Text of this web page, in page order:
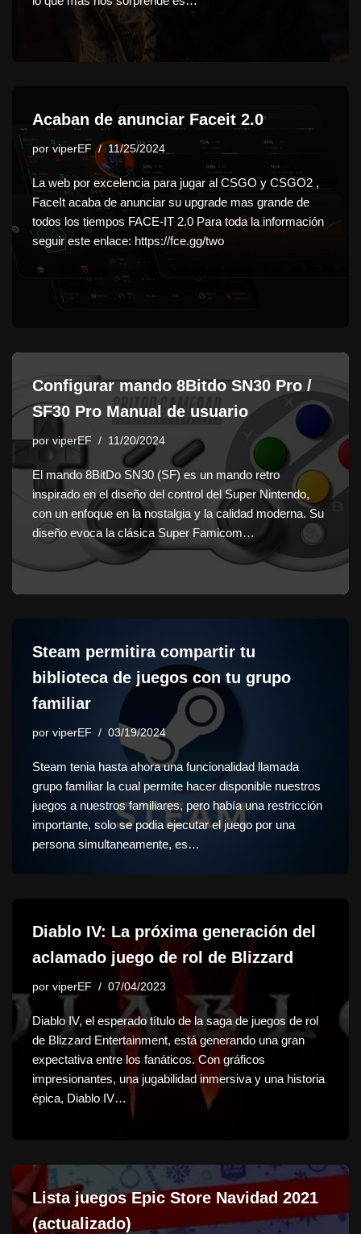
Acaban de anunciar Faceit 2.0
por viperEF 11/25/2024
La web por excelencia para jugar al CSGO y CSGO2 ,
FaceIt acaba de anunciar su upgrade mas grande de
todos los tiempos FACE-IT 2.0 Para toda la información
seguir este enlace: https://fce.gg/two
Configurar mando 8Bitdo SN30 Pro /
SF30 Pro Manual de usuario
por viperEF 11/20/2024
El mando 8BitDo SN30 (SF) es un mando retro
inspirado en el diseño del control del Super Nintendo,
con un enfoque en la nostalgia y la calidad moderna. Su
diseño evoca la clásica Super Famicom…
Steam permitira compartir tu
biblioteca de juegos con tu grupo
familiar
por viperEF 03/19/2024
Steam tenia hasta ahora una funcionalidad llamada
grupo familiar la cual permite hacer disponible nuestros
juegos a nuestros familiares, pero había una restricción
importante, solo se podia ejecutar el juego por una
persona simultaneamente, es…
Diablo IV: La próxima generación del
aclamado juego de rol de Blizzard
por viperEF 07/04/2023
Diablo IV, el esperado título de la saga de juegos de rol
de Blizzard Entertainment, está generando una gran
expectativa entre los fanáticos. Con gráficos
impresionantes, una jugabilidad inmersiva y una historia
épica, Diablo IV…
Lista juegos Epic Store Navidad 2021
(actualizado)